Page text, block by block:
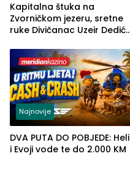
Kapitalna štuka na
Zvorničkom jezeru, sretne
ruke Divičanac Uzeir Dedić
Najnovije
DVA PUTA DO POBJEDE: Heli
i Evoji vode te do 2.000 KM